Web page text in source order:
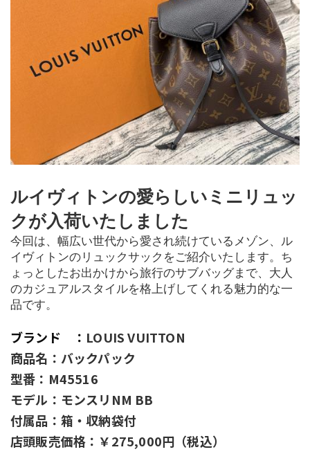
ルイヴィトンの愛らしいミニリュッ
クが入荷いたしました
今回は、幅広い世代から愛され続けているメゾン、ル
イヴィトンのリュックサックをご紹介いたします。ち
ょっとしたお出かけから旅行のサブバッグまで、大人
のカジュアルスタイルを格上げしてくれる魅力的な一
品です。
ブランド　： LOUIS VUITTON
商品名：バックパック
型番：M45516
モデル：モンスリNM BB
付属品：箱・収納袋付
店頭販売価格：￥275,000円（税込）